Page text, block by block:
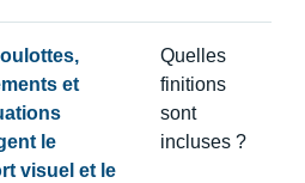
et
le
visuel et le
Quelles
finitions
sont
incluses ?